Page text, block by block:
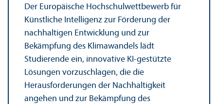
Der Europäische Hochschul­wettbewerb für
Künstliche Intelligenz zur Förderung der
nachhaltigen Entwicklung und zur
Bekämpfung des Klimawandels lädt
Studierende ein, innovative KI-gestützte
Lösungen vorzuschlagen, die die
Herausforderungen der Nachhaltigkeit
angehen und zur Bekämpfung des